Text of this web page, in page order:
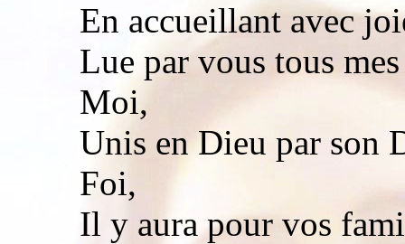
En accueillant avec
Lue par vous tous
Moi,
Unis en Dieu par son
Foi,
Il y aura pour vos